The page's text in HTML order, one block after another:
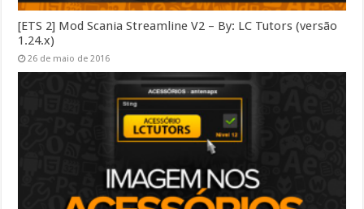
[ETS 2] Mod Scania Streamline V2 – By: LC Tutors (versão
1.24.x)
26 de maio de 2016